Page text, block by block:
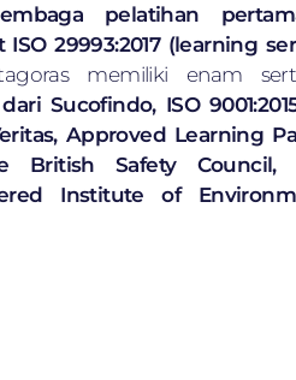
pelatihan
29993:2017 (learning
memiliki enam
dari Sucofindo, ISO
Approved Learning
British Safety Council,
Institute of